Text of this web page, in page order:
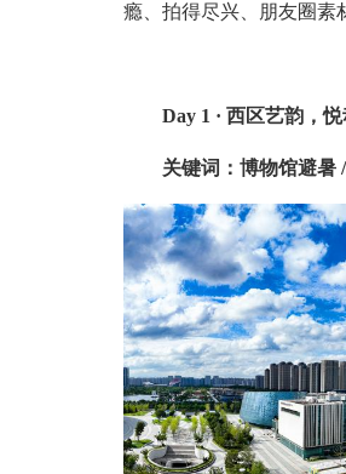
瘾、拍得尽兴、朋友圈素
Day 1 · 西区艺韵，
关键词：博物馆避暑 /